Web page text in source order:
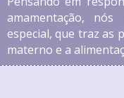
amamentação,
especial, que traz as
materno e a